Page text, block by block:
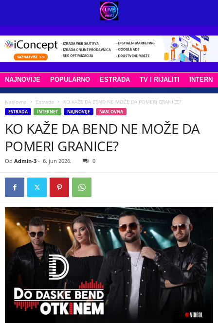
NAJNOVIJE POPULARNO ESTRADA TV I RIJALITI
Naslovna Estrada KO KAŽE DA BEND NE MOŽE DA POMERI GRANICE?
ESTRADA INTERNET NAJNOVIJE NASLOVNA
KO KAŽE DA BEND NE MOŽE DA
POMERI GRANICE?
Od Admin-3 - 6. jun 2026. 0